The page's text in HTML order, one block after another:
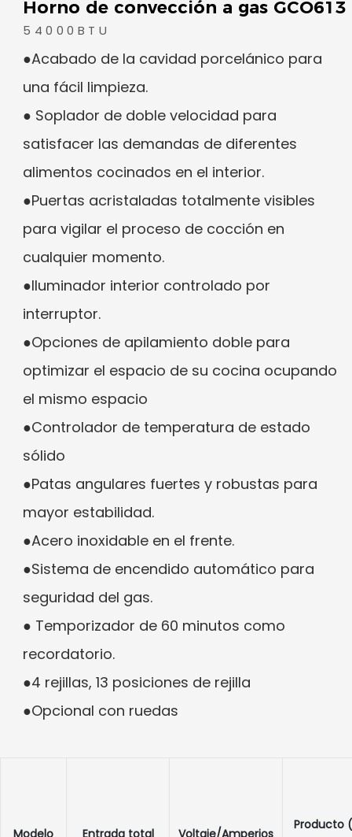
Horno de convección a gas GCO613
54000BTU
●Acabado de la cavidad porcelánico para
una fácil limpieza.
● Soplador de doble velocidad para
satisfacer las demandas de diferentes
alimentos cocinados en el interior.
●Puertas acristaladas totalmente visibles
para vigilar el proceso de cocción en
cualquier momento.
●Iluminador interior controlado por
interruptor.
●Opciones de apilamiento doble para
optimizar el espacio de su cocina ocupando
el mismo espacio
●Controlador de temperatura de estado
sólido
●Patas angulares fuertes y robustas para
mayor estabilidad.
●Acero inoxidable en el frente.
●Sistema de encendido automático para
seguridad del gas.
● Temporizador de 60 minutos como
recordatorio.
●4 rejillas, 13 posiciones de rejilla
●Opcional con ruedas
Modelo Entrada total Voltaje/Amperios
Producto